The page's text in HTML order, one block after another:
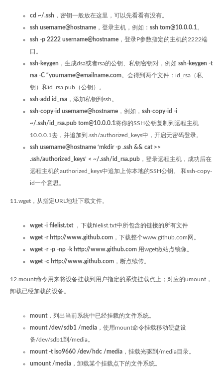
cd ~/.ssh ，密钥一般放在这里，可以先看看有没有。
ssh username@hostname ，登录主机，例如： ssh tom@10.0.0.1 。
ssh -p 2222 username@hostname ，登录P参数指定的主机的2222端
口。
ssh-keygen ，生成dsa或者rsa的公钥、私钥密钥对，例如 ssh-keygen -t
rsa -C “yourname@emailname.com。会得到两个文件：id_rsa（私
钥）和id_rsa.pub（公钥）。
ssh-add id_rsa ，添加私钥到ssh。
ssh-copy-id username@hostname ，例如， ssh-copy-id -i
~/.ssh/id_rsa.pub tom@10.0.0.1将你的SSH公钥复制到远程主机
10.0.0.1去，并追加到.ssh/authorized_keys中，开启无密码登录。
ssh username@hostname ‘mkdir -p .ssh && cat >>
.ssh/authorized_keys’ < ~/.ssh/id_rsa.pub ，登录远程主机，成功后在
远程主机的authorized_keys中追加上你本地的SSH公钥。 和ssh-copy-
id一个意思。
11.wget，从指定URL地址下载文件。
wget -i filelist.txt，下载filelist.txt中所包含的链接的所有文件
wget -r http://www.github.com ，下载整个www.github.com网。
wget -r -p -np -k http://www.github.com 用wget做站点镜像。
wget -c http://www.github.com ，断点续传。
12.mount命令用来将设备挂载到用户指定的系统挂载点上；对应的umount，
卸载已经加载的设备。
mount，列出当前系统中已经挂载的文件系统。
mount /dev/sdb1 /media ，使用mount命令挂载移动硬盘设
备/dev/sdb1到/media。
mount -t iso9660 /dev/hdc /media ，挂载光驱到/media目录。
umount /media ，卸载某个挂载点下的文件系统。